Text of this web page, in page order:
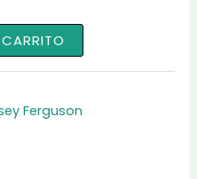
Ferguson